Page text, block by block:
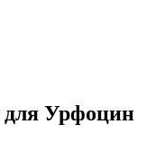
для Урфоцин